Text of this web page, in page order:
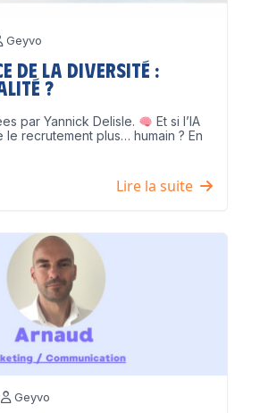
Geyvo
de la diversité :
?
par Yannick Delisle.
Et si l’IA
le recrutement plus… humain ? En
Lire la suite
Geyvo